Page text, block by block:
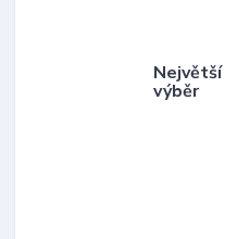
Největší
výběr